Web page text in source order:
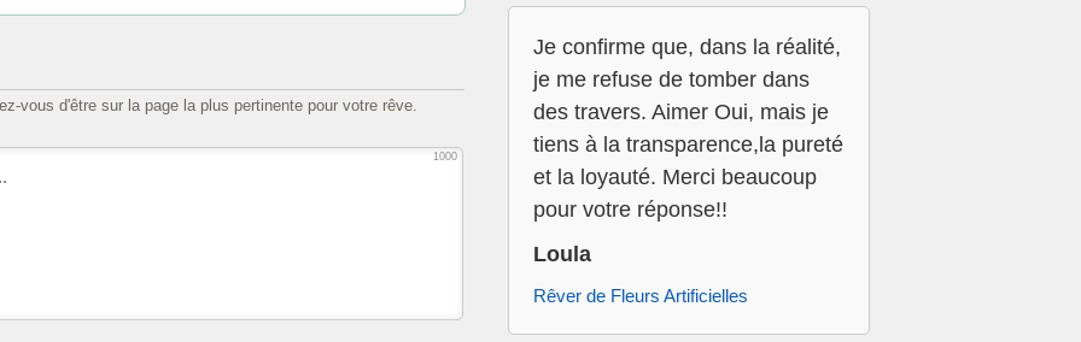
vous d'être sur la page la plus pertinente pour votre rêve.
1000
Je confirme que, dans la réalité,
je me refuse de tomber dans
des travers. Aimer Oui, mais je
tiens à la transparence,la pureté
et la loyauté. Merci beaucoup
pour votre réponse!!
Loula
Rêver de Fleurs Artificielles